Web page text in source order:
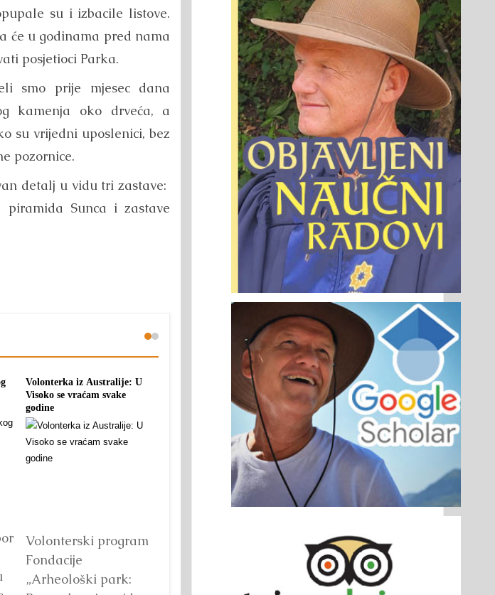
su i izbacile listove.
će u godinama pred nama
posjetioci Parka.
smo prije mjesec dana
kamenja oko drveća, a
su vrijedni uposlenici, bez
pozornice.
detalj u vidu tri zastave:
piramida Sunca i zastave
iz Australije: U
se vraćam svake
program
park:
Ponagar donosi hinduističku
tradiciju Vijetnamu
Dr. Semir Osmanagić
otkad hinduizam u
Moćna energetska lokacija:
Proviralkata, Iljač, Bugarska
Naši preci, prije 7.000
godina, slavili su
plodnost i živjeli u
Promocija knjige o
Plejadama na
jeziku
Pronalazač
bosanskih
Dr. Semir